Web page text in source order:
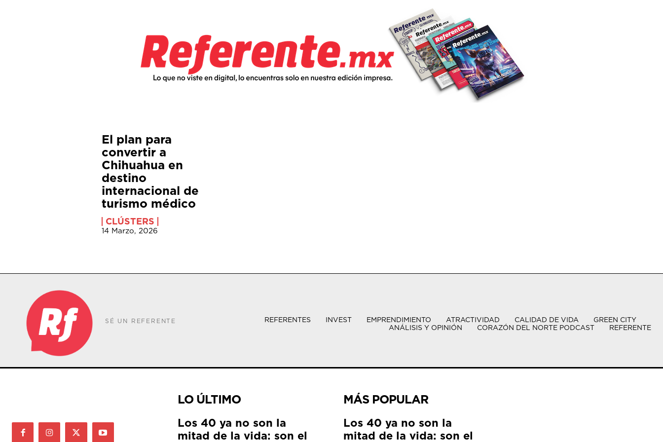
El plan para
convertir a
Chihuahua en
destino
internacional de
turismo médico
CLÚSTERS
14 Marzo, 2026
SÉ UN REFERENTE REFERENTES INVEST EMPRENDIMIENTO ATRACTIVIDAD CALIDAD DE VIDA
GREEN CITY
ANÁLISIS Y OPINIÓN
CORAZÓN DEL NORTE PODCAST REFERENTE
LO ÚLTIMO
Los 40 ya no son la
mitad de la vida: son el
MÁS POPULAR
Los 40 ya no son la
mitad de la vida: son el